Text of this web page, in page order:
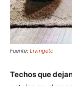
Fuente: Livingetc
Techos que